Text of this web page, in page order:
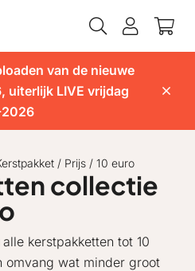
van de nieuwe
uiterlijk LIVE vrijdag
/ Prijs / 10 euro
collectie
kerstpakketten tot 10
omvang wat minder groot